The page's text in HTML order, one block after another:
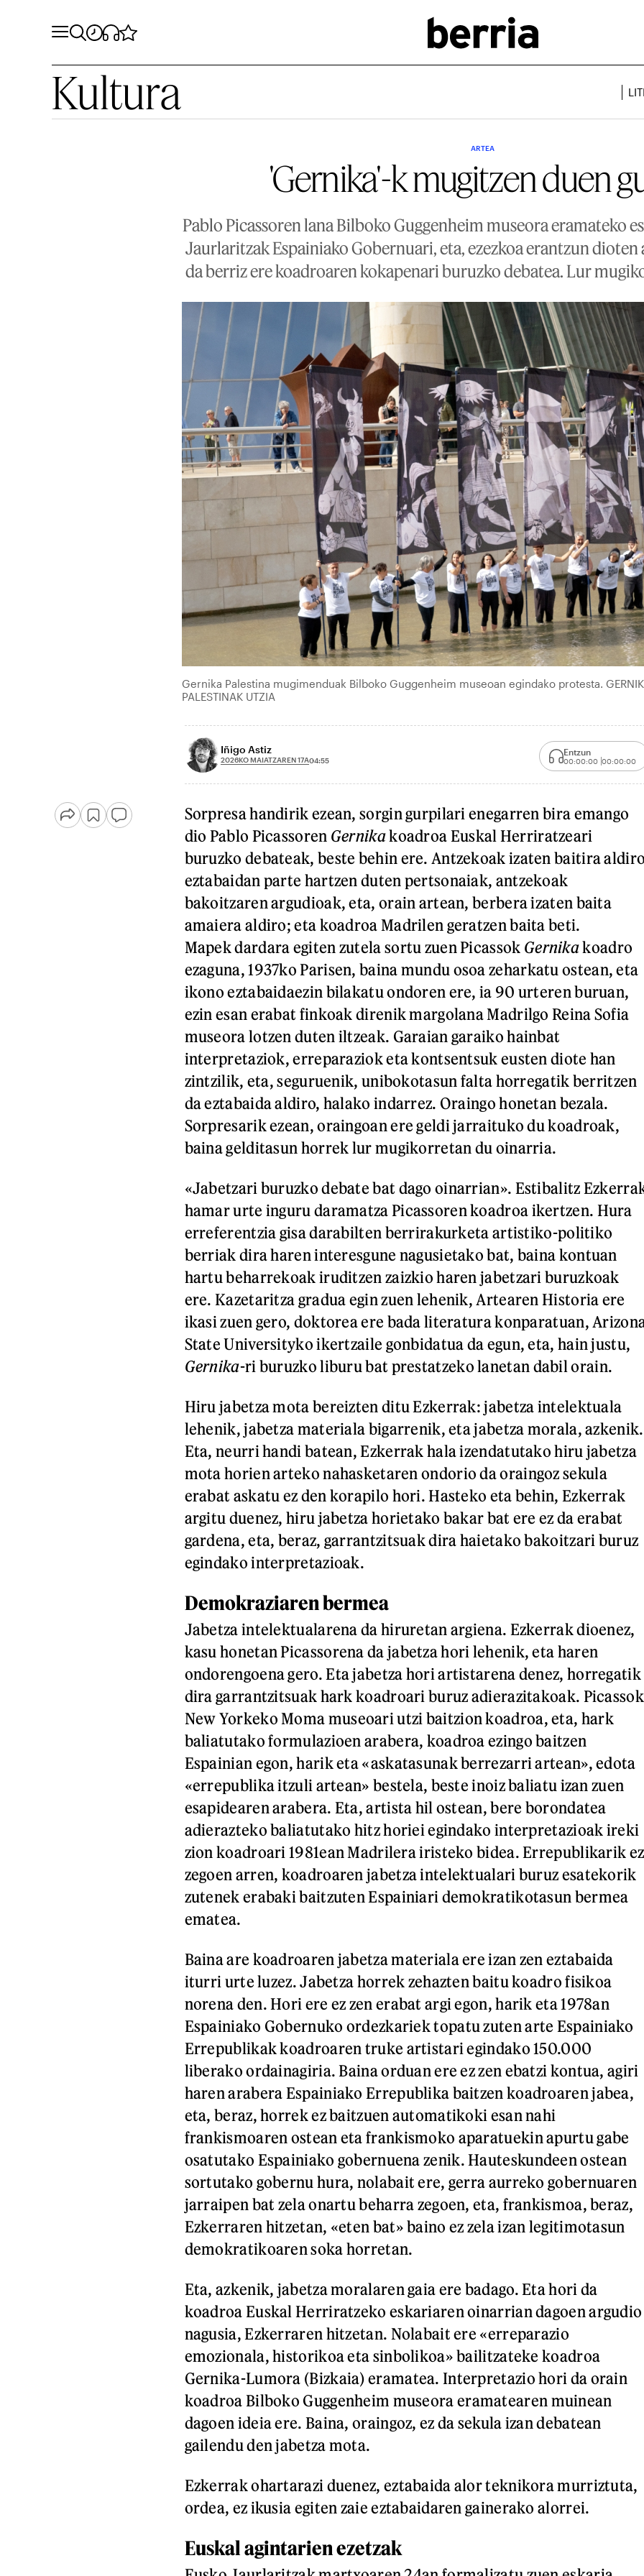
Kultura
ARTEA
'Gernika'-k mugitzen duen
Pablo Picassoren lana Bilboko Guggenheim museora eramateko
Jaurlaritzak Espainiako Gobernuari, eta, ezezkoa erantzun
da berriz ere koadroaren kokapenari buruzko debatea. Lur
Gernika Palestina mugimenduak Bilboko Guggenheim museoan egindako protesta.
PALESTINAK UTZIA
Iñigo Astiz
2026KO MAIATZAREN 17A04:55
Entzun
00:00:00 00:00:00
Sorpresa handirik ezean, sorgin gurpilari enegarren bira emango
dio Pablo Picassoren Gernikakoadroa Euskal Herriratzeari
buruzko debateak, beste behin ere. Antzekoak izaten baitira
eztabaidan parte hartzen duten pertsonaiak, antzekoak
bakoitzaren argudioak, eta, orain artean, berbera izaten baita
amaiera aldiro; eta koadroa Madrilen geratzen baita beti.
Mapek dardara egiten zutela sortu zuen Picassok Gernikakoadro
ezaguna, 1937ko Parisen, baina mundu osoa zeharkatu ostean, eta
ikono eztabaidaezin bilakatu ondoren ere, ia 90 urteren buruan,
ezin esan erabat finkoak direnik margolana Madrilgo Reina Sofia
museora lotzen duten iltzeak. Garaian garaiko hainbat
interpretaziok, erreparaziok eta kontsentsuk eusten diote han
zintzilik, eta, seguruenik, unibokotasun falta horregatik berritzen
da eztabaida aldiro, halako indarrez. Oraingo honetan bezala.
Sorpresarik ezean, oraingoan ere geldi jarraituko du koadroak,
baina gelditasun horrek lur mugikorretan du oinarria.
«Jabetzari buruzko debate bat dago oinarrian». Estibalitz
hamar urte inguru daramatza Picassoren koadroa ikertzen. Hura
erreferentzia gisa darabilten berrirakurketa artistiko-politiko
berriak dira haren interesgune nagusietako bat, baina kontuan
hartu beharrekoak iruditzen zaizkio haren jabetzari buruzkoak
ere. Kazetaritza gradua egin zuen lehenik, Artearen Historia ere
ikasi zuen gero, doktorea ere bada literatura konparatuan,
State Universityko ikertzaile gonbidatua da egun, eta, hain justu,
Gernika-ri buruzko liburu bat prestatzeko lanetan dabil orain.
Hiru jabetza mota bereizten ditu Ezkerrak: jabetza intelektuala
lehenik, jabetza materiala bigarrenik, eta jabetza morala, azkenik.
Eta, neurri handi batean, Ezkerrak hala izendatutako hiru jabetza
mota horien arteko nahasketaren ondorio da oraingoz sekula
erabat askatu ez den korapilo hori. Hasteko eta behin, Ezkerrak
argitu duenez, hiru jabetza horietako bakar bat ere ez da erabat
gardena, eta, beraz, garrantzitsuak dira haietako bakoitzari buruz
egindako interpretazioak.
Demokraziaren bermea
Jabetza intelektualarena da hiruretan argiena. Ezkerrak dioenez,
kasu honetan Picassorena da jabetza hori lehenik, eta haren
ondorengoena gero. Eta jabetza hori artistarena denez, horregatik
dira garrantzitsuak hark koadroari buruz adierazitakoak. Picassok
New Yorkeko Moma museoari utzi baitzion koadroa, eta, hark
baliatutako formulazioen arabera, koadroa ezingo baitzen
Espainian egon, harik eta «askatasunak berrezarri artean», edota
«errepublika itzuli artean» bestela, beste inoiz baliatu izan zuen
esapidearen arabera. Eta, artista hil ostean, bere borondatea
adierazteko baliatutako hitz horiei egindako interpretazioak ireki
zion koadroari 1981ean Madrilera iristeko bidea. Errepublikarik ez
zegoen arren, koadroaren jabetza intelektualari buruz esatekorik
zutenek erabaki baitzuten Espainiari demokratikotasun bermea
ematea.
Baina are koadroaren jabetza materiala ere izan zen eztabaida
iturri urte luzez. Jabetza horrek zehazten baitu koadro fisikoa
norena den. Hori ere ez zen erabat argi egon, harik eta 1978an
Espainiako Gobernuko ordezkariek topatu zuten arte Espainiako
Errepublikak koadroaren truke artistari egindako 150.000
liberako ordainagiria. Baina orduan ere ez zen ebatzi kontua, agiri
haren arabera Espainiako Errepublika baitzen koadroaren jabea,
eta, beraz, horrek ez baitzuen automatikoki esan nahi
frankismoaren ostean eta frankismoko aparatuekin apurtu gabe
osatutako Espainiako gobernuena zenik. Hauteskundeen ostean
sortutako gobernu hura, nolabait ere, gerra aurreko gobernuaren
jarraipen bat zela onartu beharra zegoen, eta, frankismoa, beraz,
Ezkerraren hitzetan, «eten bat» baino ez zela izan legitimotasun
demokratikoaren soka horretan.
Eta, azkenik, jabetza moralaren gaia ere badago. Eta hori da
koadroa Euskal Herriratzeko eskariaren oinarrian dagoen argudio
nagusia, Ezkerraren hitzetan. Nolabait ere «erreparazio
emozionala, historikoa eta sinbolikoa» bailitzateke koadroa
Gernika-Lumora (Bizkaia) eramatea. Interpretazio hori da orain
koadroa Bilboko Guggenheim museora eramatearen muinean
dagoen ideia ere. Baina, oraingoz, ez da sekula izan debatean
gailendu den jabetza mota.
Ezkerrak ohartarazi duenez, eztabaida alor teknikora murriztuta,
ordea, ez ikusia egiten zaie eztabaidaren gainerako alorrei.
Euskal agintarien ezetzak